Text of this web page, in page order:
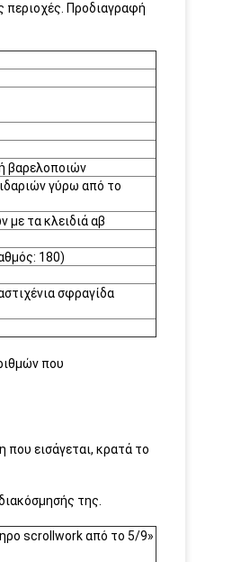
περιοχές. Προδιαγραφή
βαρελοποιών
γύρω από το
με τα κλειδιά αβ
180)
σφραγίδα
που
που εισάγεται, κρατά το
της.
scrollwork από το 5/9»